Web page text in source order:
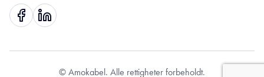
© Amokabel. Alle rettigheter forbeholdt.